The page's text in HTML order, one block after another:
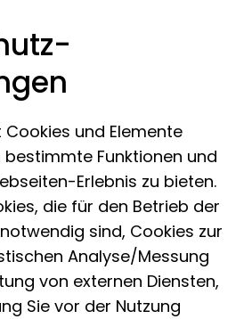
Hamburg
Cookies und Elemente
bestimmte Funktionen und
Erlebnis zu bieten.
die für den Betrieb der
sind, Cookies zur
Analyse/Messung
von externen Diensten,
Sie vor der Nutzung